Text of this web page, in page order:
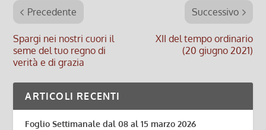
Precedente
Spargi nei nostri cuori il
seme del tuo regno di
verità e di grazia
Successivo
XII del tempo ordinario
(20 giugno 2021)
ARTICOLI RECENTI
Foglio Settimanale dal 08 al 15 marzo 2026